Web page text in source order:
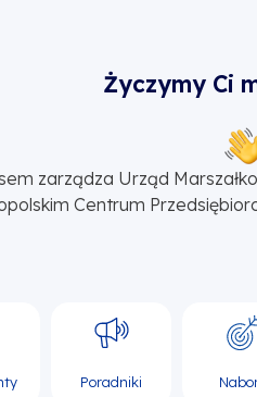
Życzymy Ci
zarządza Urząd
Centrum
Poradniki